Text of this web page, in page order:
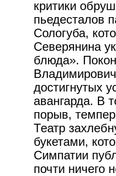
критики
пьедесталов
Сологуба,
Северянина
блюда».
достигнутых
авангарда. В
порыв,
Театр
букетами,
Симпатии
почти ничего